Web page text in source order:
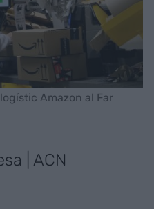
Amazon al Far
| ACN